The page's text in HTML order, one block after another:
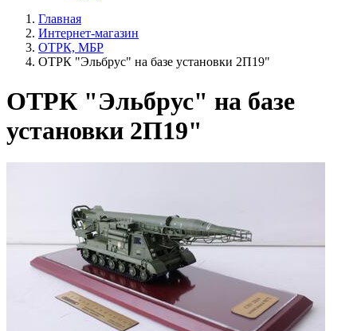
Главная
Интернет-магазин
ОТРК, МБР
ОТРК "Эльбрус" на базе установки 2П19"
ОТРК "Эльбрус" на базе
установки 2П19"